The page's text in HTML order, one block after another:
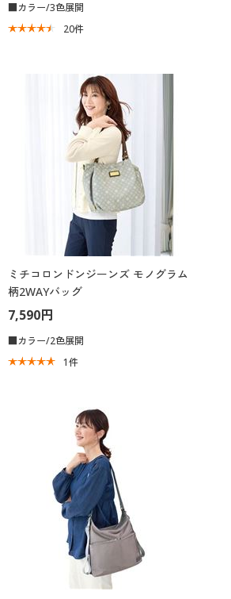
■カラー/3色展開
20件
ミチコロンドンジーンズ モノグラム
柄2WAYバッグ
7,590円
■カラー/2色展開
1件